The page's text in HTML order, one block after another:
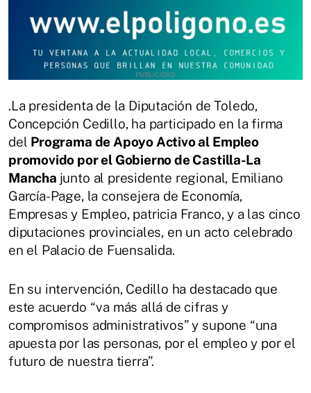
.La presidenta de la Diputación de Toledo,
Concepción Cedillo, ha participado en la firma
del Programa de Apoyo Activo al Empleo
promovido por el Gobierno de Castilla-La
Mancha junto al presidente regional, Emiliano
García-Page, la consejera de Economía,
Empresas y Empleo, patricia Franco, y a las cinco
diputaciones provinciales, en un acto celebrado
en el Palacio de Fuensalida.
En su intervención, Cedillo ha destacado que
este acuerdo “va más allá de cifras y
compromisos administrativos” y supone “una
apuesta por las personas, por el empleo y por el
futuro de nuestra tierra”.